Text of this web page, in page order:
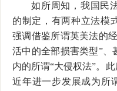
如所周知，我国民
的制定，有两种立法模
强调借鉴所谓英美法的
活中的全部损害类型”、
内的所谓“大侵权法”。此
近年进一步发展成为所